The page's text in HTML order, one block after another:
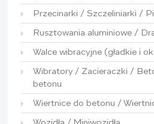
Przecinarki / Szczeliniarki /
Rusztowania aluminiowe /
Walce wibracyjne (gładkie i
Wibratory / Zacieraczki /
betonu
Wiertnice do betonu /